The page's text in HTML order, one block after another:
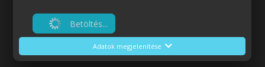
Betöltés...
Adatok megjelenítése